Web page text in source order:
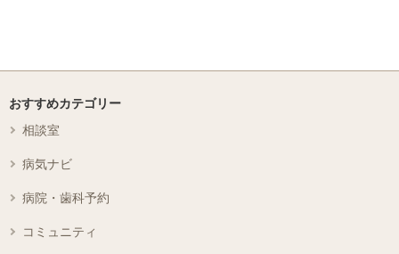
おすすめカテゴリー
相談室
病気ナビ
病院・歯科予約
コミュニティ